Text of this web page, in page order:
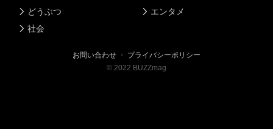
どうぶつ
社会
エンタメ
お問い合わせ ・ プライバシーポリシー
© 2022 BUZZmag